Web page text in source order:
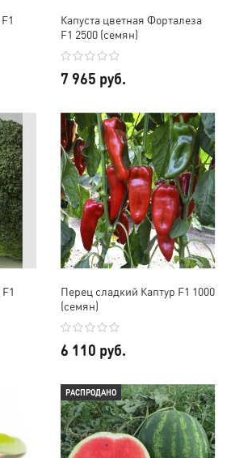
Капуста цветная Форталеза
F1 2500 (семян)
7 965 руб.
Перец сладкий Каптур F1 1000
(семян)
6 110 руб.
РАСПРОДАНО